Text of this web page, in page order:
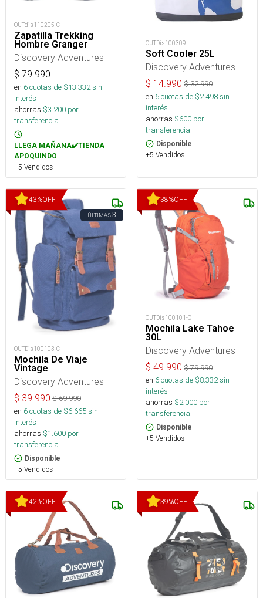
OUTdis110205-C
Zapatilla Trekking
Hombre Granger
Discovery Adventures
$ 79.990
en 6cuotas de $13.332sin
interés
ahorras $3.200 por
transferencia.
LLEGA MAÑANA✔️TIENDA
APOQUINDO
+5 Vendidos
OUTDis100309
Soft Cooler 25L
Discovery Adventures
$ 14.990 $32.990
en 6cuotas de $2.498sin
interés
ahorras $600 por
transferencia.
Disponible
+5 Vendidos
43%OFF
ÚLTIMAS3
OUTDis100103-C
Mochila De Viaje
Vintage
Discovery Adventures
$ 39.990 $69.990
en 6cuotas de $6.665sin
interés
ahorras $1.600 por
transferencia.
Disponible
+5 Vendidos
38%OFF
OUTDis100101-C
Mochila Lake Tahoe
30L
Discovery Adventures
$ 49.990 $79.990
en 6cuotas de $8.332sin
interés
ahorras $2.000 por
transferencia.
Disponible
+5 Vendidos
42%OFF 39%OFF